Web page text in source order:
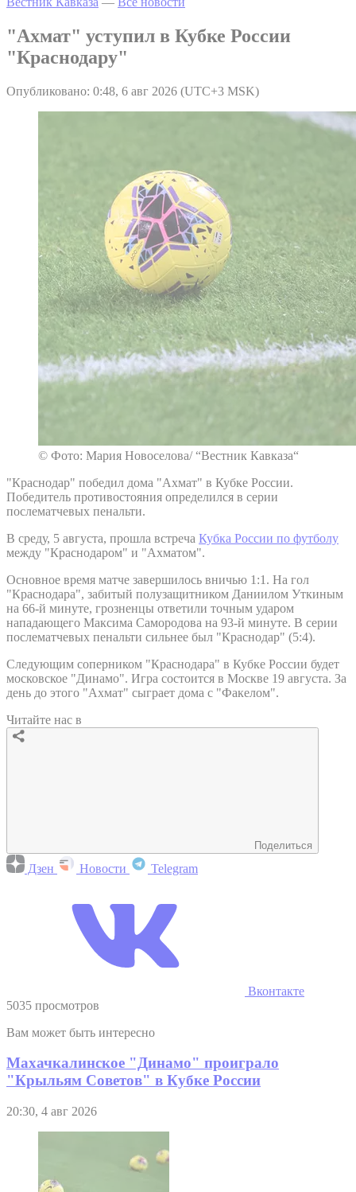
"Ахмат" уступил в Кубке России
"Краснодару"
Опубликовано: 0:48, 6 авг 2026 (UTC+3 MSK)
© Фото: Мария Новоселова/ “Вестник Кавказа“
"Краснодар" победил дома "Ахмат" в Кубке России.
Победитель противостояния определился в серии
послематчевых пенальти.
В среду, 5 августа, прошла встреча Кубка России по футболу
между "Краснодаром" и "Ахматом".
Основное время матче завершилось вничью 1:1. На гол
"Краснодара", забитый полузащитником Даниилом Уткиным
на 66-й минуте, грозненцы ответили точным ударом
нападающего Максима Самородова на 93-й минуте. В серии
послематчевых пенальти сильнее был "Краснодар" (5:4).
Следующим соперником "Краснодара" в Кубке России будет
московское "Динамо". Игра состоится в Москве 19 августа. За
день до этого "Ахмат" сыграет дома с "Факелом".
Читайте нас в
Поделиться
Дзен Новости Telegram
Вконтакте
5035 просмотров
Вам может быть интересно
Махачкалинское "Динамо" проиграло
"Крыльям Советов" в Кубке России
20:30, 4 авг 2026